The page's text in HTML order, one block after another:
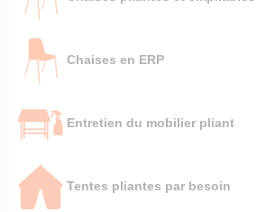
Chaises en ERP
Entretien du mobilier pliant
Tentes pliantes par besoin